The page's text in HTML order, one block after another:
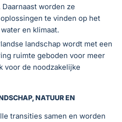
worden ze
te vinden op het
en klimaat.
landschap wordt met een
ruimte geboden voor meer
voor de noodzakelijke
NATUUR EN
transities samen en worden